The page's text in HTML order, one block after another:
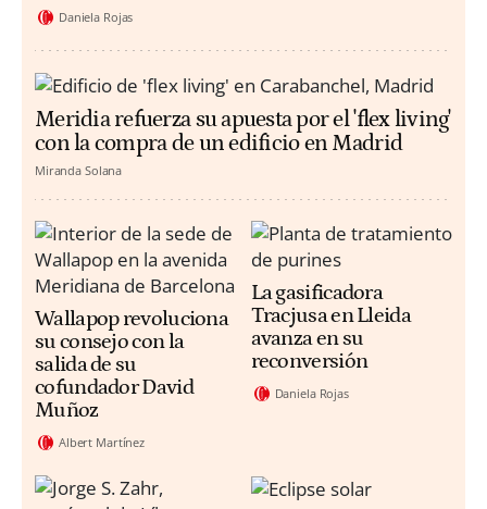
Daniela Rojas
Meridia refuerza su apuesta por el 'flex living'
con la compra de un edificio en Madrid
Miranda Solana
Wallapop revoluciona
su consejo con la
salida de su
cofundador David
Muñoz
Albert Martínez
La gasificadora
Tracjusa en Lleida
avanza en su
reconversión
Daniela Rojas